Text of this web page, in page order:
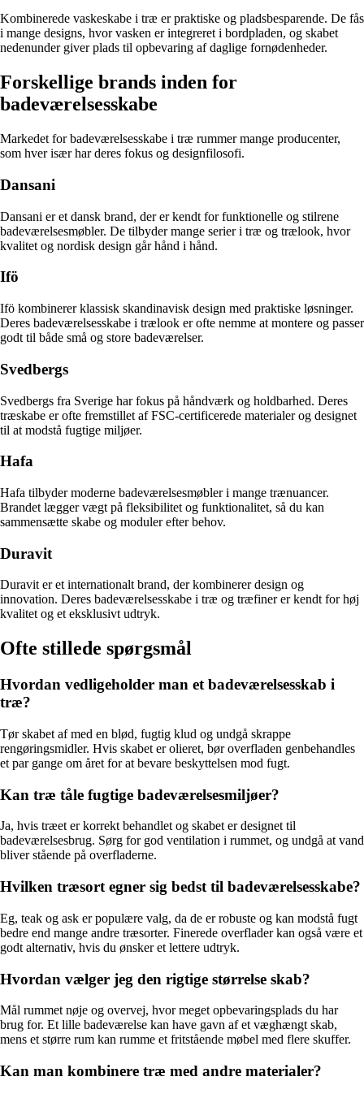
Kombinerede vaskeskabe i træ er praktiske og pladsbesparende. De fås
i mange designs, hvor vasken er integreret i bordpladen, og skabet
nedenunder giver plads til opbevaring af daglige fornødenheder.
Forskellige brands inden for
badeværelsesskabe
Markedet for badeværelsesskabe i træ rummer mange producenter,
som hver især har deres fokus og designfilosofi.
Dansani
Dansani er et dansk brand, der er kendt for funktionelle og stilrene
badeværelsesmøbler. De tilbyder mange serier i træ og trælook, hvor
kvalitet og nordisk design går hånd i hånd.
Ifö
Ifö kombinerer klassisk skandinavisk design med praktiske løsninger.
Deres badeværelsesskabe i trælook er ofte nemme at montere og passer
godt til både små og store badeværelser.
Svedbergs
Svedbergs fra Sverige har fokus på håndværk og holdbarhed. Deres
træskabe er ofte fremstillet af FSC-certificerede materialer og designet
til at modstå fugtige miljøer.
Hafa
Hafa tilbyder moderne badeværelsesmøbler i mange trænuancer.
Brandet lægger vægt på fleksibilitet og funktionalitet, så du kan
sammensætte skabe og moduler efter behov.
Duravit
Duravit er et internationalt brand, der kombinerer design og
innovation. Deres badeværelsesskabe i træ og træfiner er kendt for høj
kvalitet og et eksklusivt udtryk.
Ofte stillede spørgsmål
Hvordan vedligeholder man et badeværelsesskab i
træ?
Tør skabet af med en blød, fugtig klud og undgå skrappe
rengøringsmidler. Hvis skabet er olieret, bør overfladen genbehandles
et par gange om året for at bevare beskyttelsen mod fugt.
Kan træ tåle fugtige badeværelsesmiljøer?
Ja, hvis træet er korrekt behandlet og skabet er designet til
badeværelsesbrug. Sørg for god ventilation i rummet, og undgå at vand
bliver stående på overfladerne.
Hvilken træsort egner sig bedst til badeværelsesskabe?
Eg, teak og ask er populære valg, da de er robuste og kan modstå fugt
bedre end mange andre træsorter. Finerede overflader kan også være et
godt alternativ, hvis du ønsker et lettere udtryk.
Hvordan vælger jeg den rigtige størrelse skab?
Mål rummet nøje og overvej, hvor meget opbevaringsplads du har
brug for. Et lille badeværelse kan have gavn af et væghængt skab,
mens et større rum kan rumme et fritstående møbel med flere skuffer.
Kan man kombinere træ med andre materialer?